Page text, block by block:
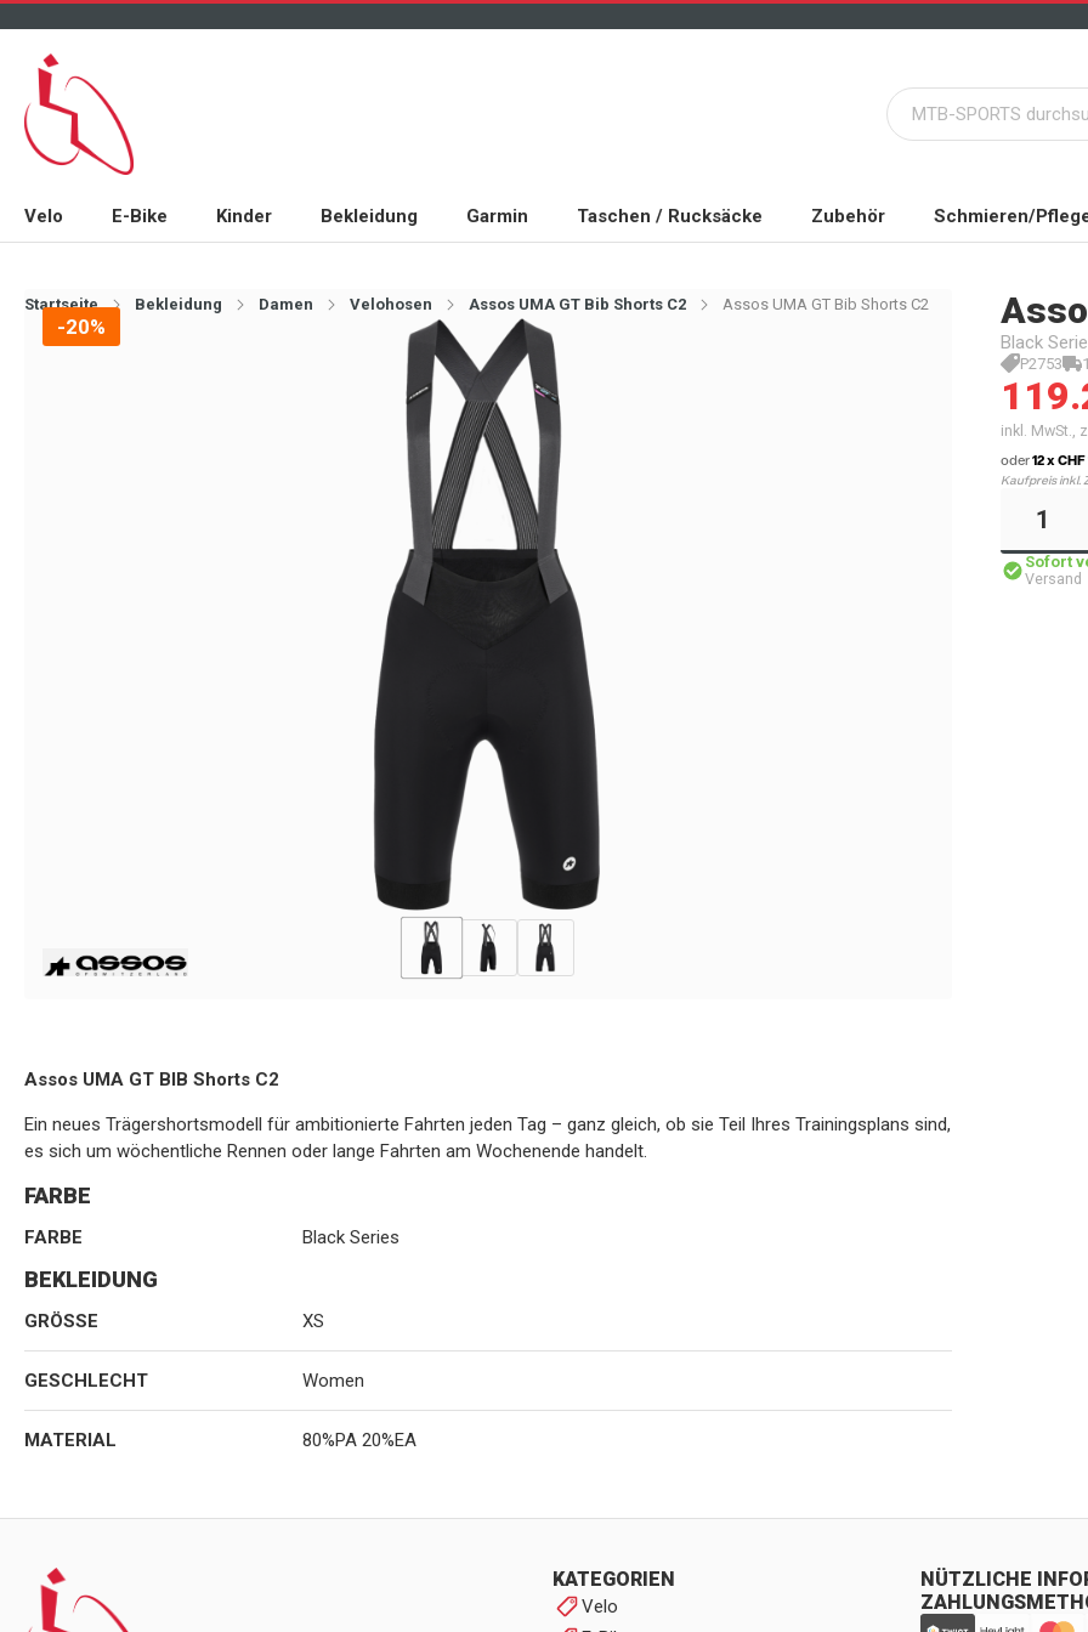
Velo E-Bike Kinder Bekleidung Garmin Taschen / Rucksäcke Zubehör Schmieren/
Startseite Bekleidung Damen Velohosen Assos UMA GT Bib Shorts C2 Assos UMA GT Bib Shorts C2
-20%
Black
P2753
inkl. MwSt.,
oder12 x CHF
Kaufpreis inkl.
Sofort
Versand
Assos UMA GT BIB Shorts C2
Ein neues Trägershortsmodell für ambitionierte Fahrten jeden Tag – ganz gleich, ob sie Teil Ihres Trainingsplans sind,
es sich um wöchentliche Rennen oder lange Fahrten am Wochenende handelt.
FARBE
FARBE Black Series
BEKLEIDUNG
GRÖSSE XS
GESCHLECHT Women
MATERIAL 80%PA 20%EA
KATEGORIEN
Velo
NÜTZLICHE